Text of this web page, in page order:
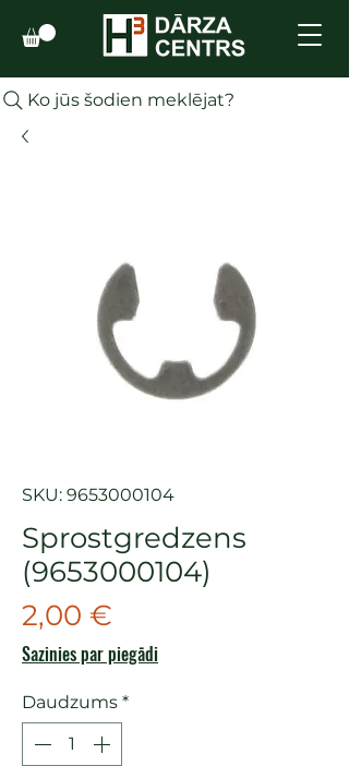
Ko jūs šodien meklējat?
SKU: 9653000104
Sprostgredzens
(9653000104)
2,00 €
Sazinies par piegādi
Daudzums *